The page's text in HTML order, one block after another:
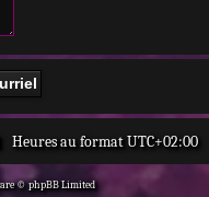
Heures au formatUTC+02:00
© phpBB Limited